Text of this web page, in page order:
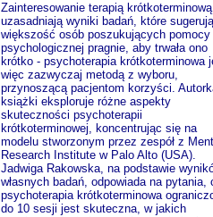
Zainteresowanie terapią krótkoterminową
uzasadniają wyniki badań, które
większość osób poszukujących pomocy
psychologicznej pragnie, aby trwała ono
krótko - psychoterapia krótkoterminowa
więc zazwyczaj metodą z wyboru,
przynoszącą pacjentom korzyści.
książki eksploruje różne aspekty
skuteczności psychoterapii
krótkoterminowej, koncentrując się na
modelu stworzonym przez zespół z
Research Institute w Palo Alto (USA).
Jadwiga Rakowska, na podstawie
własnych badań, odpowiada na pytania,
psychoterapia krótkoterminowa
do 10 sesji jest skuteczna, w jakich